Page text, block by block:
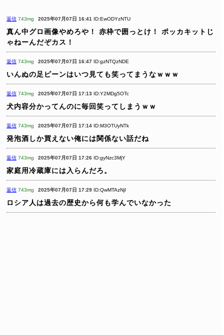
返信 743mg 2025年07月07日 16:41 ID:EwODYzNTU
真ん中グロ画像やめろや！ 赤枠で囲っとけ！
ポッカキットじ
ゃねーんだぞカス！
返信 743mg 2025年07月07日 16:47 ID:gzNTQzNDE
いんぬの足ピーンはいつ見ても笑ってまうなｗｗｗ
返信 743mg 2025年07月07日 17:13 ID:Y2MDg5OTc
犬内容分かってんのに毎回笑ってしまうｗｗ
返信 743mg 2025年07月07日 17:14 ID:M3OTUyNTk
発泡酒しか買えない俺には関係ない話だね
返信 743mg 2025年07月07日 17:26 ID:gyNzc3MjY
家庭用冷蔵庫には入らんだろ。
返信 743mg 2025年07月07日 17:29 ID:QwMTAzNjI
ロシア人は過去の歴史から何も学んでいなかった